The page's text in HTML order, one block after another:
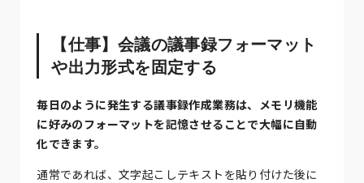
【仕事】会議の議事録フォーマット
や出力形式を固定する
毎日のように発生する議事録作成業務は、メモリ機能
に好みのフォーマットを記憶させることで大幅に自動
化できます。
通常であれば、文字起こしテキストを貼り付けた後に